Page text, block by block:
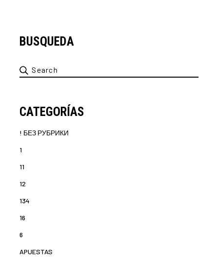
BUSQUEDA
Search
for:
CATEGORÍAS
! БЕЗ РУБРИКИ
1
11
12
134
16
6
APUESTAS